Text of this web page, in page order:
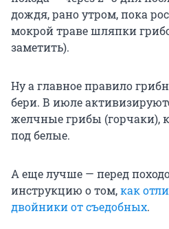
дождя, рано утром, пока
мокрой траве шляпки
заметить).
Ну а главное правило
бери. В июле
желчные грибы (горчаки),
под белые.
А еще лучше — перед
инструкцию о том,как
двойники от съедобных.